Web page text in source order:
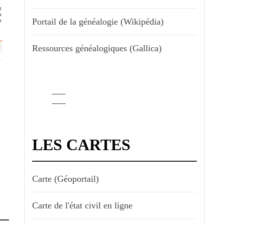
Portail de la généalogie (Wikipédia)
Ressources généalogiques (Gallica)
LES CARTES
Carte (Géoportail)
Carte de l'état civil en ligne